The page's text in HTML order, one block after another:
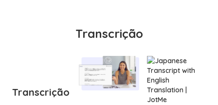
Transcrição
Transcrição